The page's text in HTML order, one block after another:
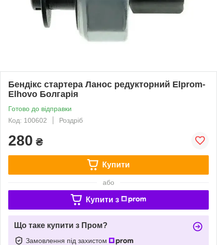
Бендікс стартера Ланос редукторний Elprom-
Elhovo Болгарія
Готово до відправки
Код: 100602
Роздріб
280 ₴
Купити
або
Купити з
Що таке купити з Пром?
Замовлення під захистом